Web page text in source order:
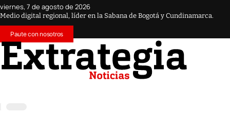
viernes, 7 de agosto de 2026
Medio digital regional, líder en la Sabana de Bogotá y Cundinamarca.
Paute con nosotros